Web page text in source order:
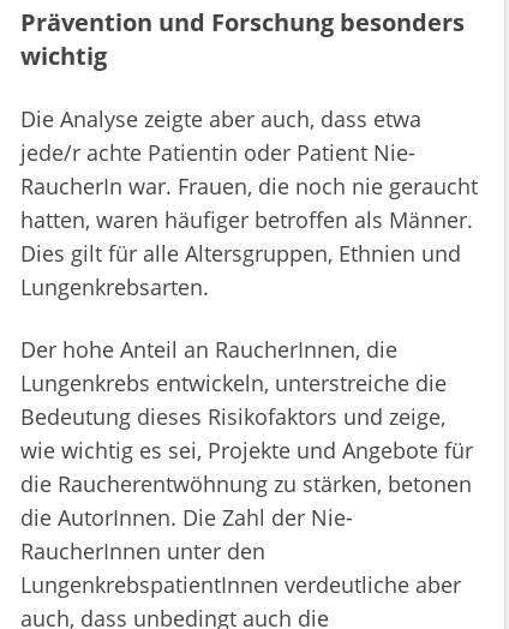
Prävention und Forschung besonders
wichtig
Die Analyse zeigte aber auch, dass etwa
jede/r achte Patientin oder Patient Nie-
RaucherIn war. Frauen, die noch nie geraucht
hatten, waren häufiger betroffen als Männer.
Dies gilt für alle Altersgruppen, Ethnien und
Lungenkrebsarten.
Der hohe Anteil an RaucherInnen, die
Lungenkrebs entwickeln, unterstreiche die
Bedeutung dieses Risikofaktors und zeige,
wie wichtig es sei, Projekte und Angebote für
die Raucherentwöhnung zu stärken, betonen
die AutorInnen. Die Zahl der Nie-
RaucherInnen unter den
LungenkrebspatientInnen verdeutliche aber
auch, dass unbedingt auch die